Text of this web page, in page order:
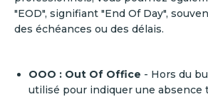
"EOD", signifiant "End Of Day",
des échéances ou des délais.
OOO : Out Of Office - Hors du
utilisé pour indiquer une absence